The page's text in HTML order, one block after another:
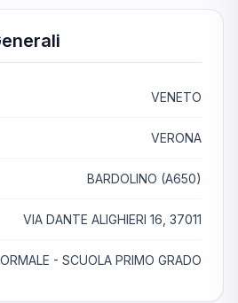
VENETO
VERONA
BARDOLINO (A650)
VIA DANTE ALIGHIERI 16, 37011
- SCUOLA PRIMO GRADO